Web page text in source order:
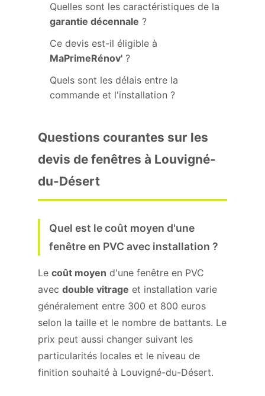
Quelles sont les caractéristiques de la
garantie décennale ?
Ce devis est-il éligible à
MaPrimeRénov' ?
Quels sont les délais entre la
commande et l'installation ?
Questions courantes sur les
devis de fenêtres à Louvigné-
du-Désert
Quel est le coût moyen d'une
fenêtre en PVC avec installation ?
Le coût moyen d'une fenêtre en PVC
avec double vitrage et installation varie
généralement entre 300 et 800 euros
selon la taille et le nombre de battants. Le
prix peut aussi changer suivant les
particularités locales et le niveau de
finition souhaité à Louvigné-du-Désert.